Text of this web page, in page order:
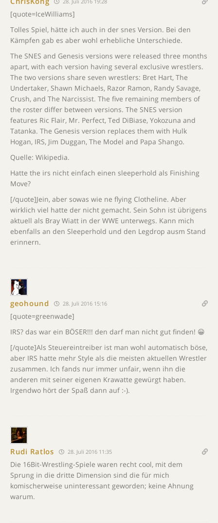
[quote=IceWilliams]
Tolles Spiel, hätte ich auch in der snes Version. Bei den
Kämpfen gab es aber wohl erhebliche Unterschiede.
The SNES and Genesis versions were released three months
apart, with each version having several exclusive wrestlers.
The two versions share seven wrestlers: Bret Hart, The
Undertaker, Shawn Michaels, Razor Ramon, Randy Savage,
Crush, and The Narcissist. The five remaining members of
the roster differ between versions. The SNES version
features Ric Flair, Mr. Perfect, Ted DiBiase, Yokozuna and
Tatanka. The Genesis version replaces them with Hulk
Hogan, IRS, Jim Duggan, The Model and Papa Shango.
Quelle: Wikipedia.
Hatte the irs nicht einfach einen sleeperhold als Finishing
Move?
[/quote]Jein, aber sowas wie ne flying Clotheline. Aber
wirklich viel hatte der nicht gemacht. Sein Sohn ist übrigens
aktuell als Bray Wiatt in der WWE unterwegs. Kann mich
ebenfalls an den Sleeperhold und den Legdrop ausm Stand
erinnern.
geohound 28. Juli 2016 15:16
[quote=greenwade]
IRS? das war ein BÖSER!!! den darf man nicht gut finden! 😀
[/quote]Als Steuereintreiber ist man wohl automatisch böse,
aber IRS hatte mehr Style als die meisten aktuellen Wrestler
zusammen. Ich fands nur immer unfair, wenn ihn die
anderen mit seiner eigenen Krawatte gewürgt haben.
Irgendwo hört der Spaß dann auf :-).
Rudi Ratlos 28. Juli 2016 11:35
Die 16Bit-Wrestling-Spiele waren recht cool, mit dem
Sprung in die dritte Dimension sind die für mich
komischerweise uninteressant geworden; keine Ahnung
warum.